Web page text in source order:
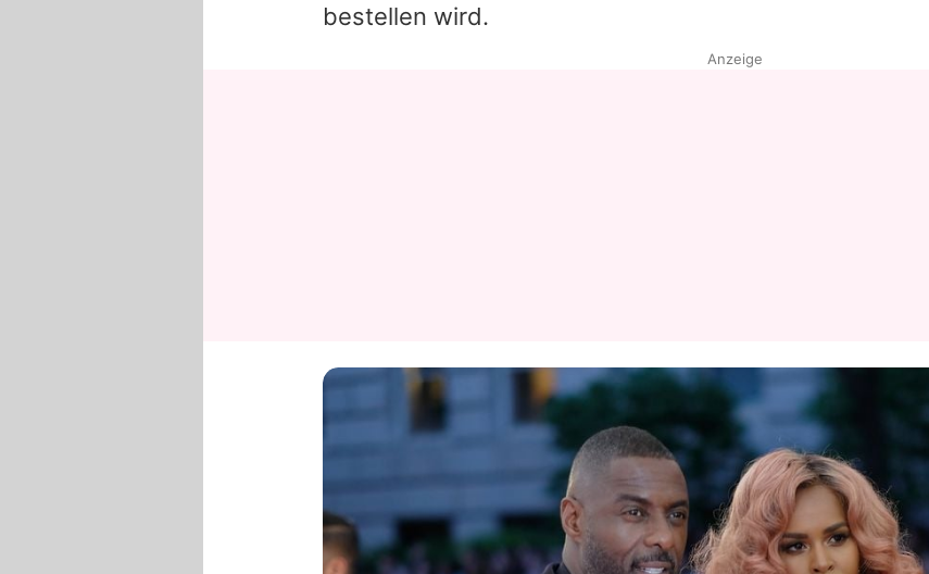
bestellen wird.
Anzeige